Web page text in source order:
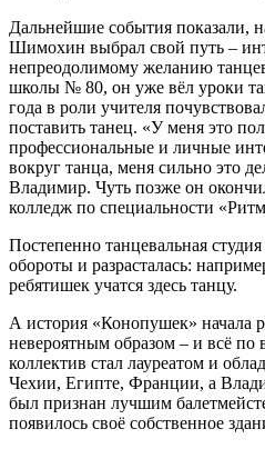
Дальнейшие события показали,
Шимохин выбрал свой путь –
непреодолимому желанию
школы № 80, он уже вёл уроки
года в роли учителя
поставить танец. «У меня это
профессиональные и личные
вокруг танца, меня сильно это
Владимир. Чуть позже он
колледж по специальности
Постепенно танцевальная
обороты и разрасталась:
ребятишек учатся здесь танцу.
А история «Конопушек» начала
невероятным образом – и всё
коллектив стал лауреатом и
Чехии, Египте, Франции, а
был признан лучшим
появилось своё собственное